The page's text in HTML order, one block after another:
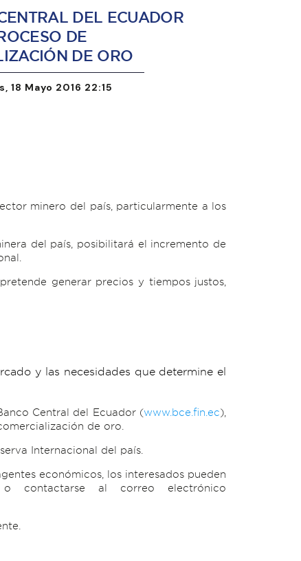
DEL ECUADOR
DE
DE ORO
18 Mayo 2016 22:15
minero del país, particularmente a los
del país, posibilitará el incremento de
generar precios y tiempos justos,
y las necesidades que determine el
Central del Ecuador (www.bce.fin.ec),
de oro.
Internacional del país.
económicos, los interesados pueden
contactarse al correo electrónico